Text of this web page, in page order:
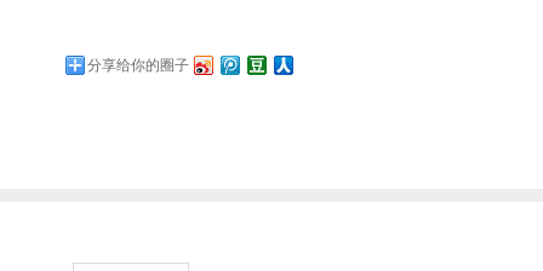
分享给你的圈子